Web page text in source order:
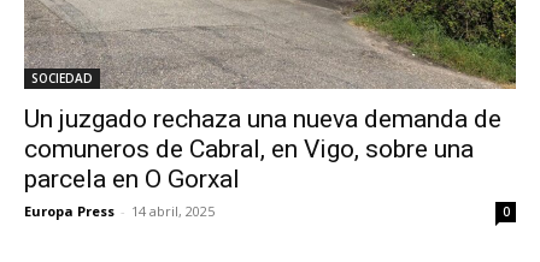
SOCIEDAD
Un juzgado rechaza una nueva demanda de
comuneros de Cabral, en Vigo, sobre una
parcela en O Gorxal
Europa Press - 14 abril, 2025 0